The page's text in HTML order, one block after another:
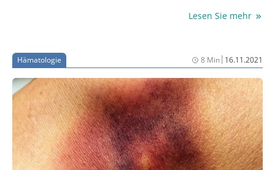
anhaltenden Stellenwert für geeignete Patient:innen
monoklonalen Antikörpern, Proteasom-Inhibitoren,
Immunmodulatoren und Steroiden erfolgte eine
Weiterentwicklung der Erstlinientherapie. Diese
erreicht in Kombination mit einer HDT bei den
meisten Patient:innen hohe Ansprechraten sowie
tiefe, anhaltende Remissionen. In diesem raschen
Wandel ist es auch in Zukunft notwendig, den
Stellenwert der HDT immer wieder neu zu bewerten.
Lesen Sie mehr
Hämatologie 8 Min| 16.11.2021